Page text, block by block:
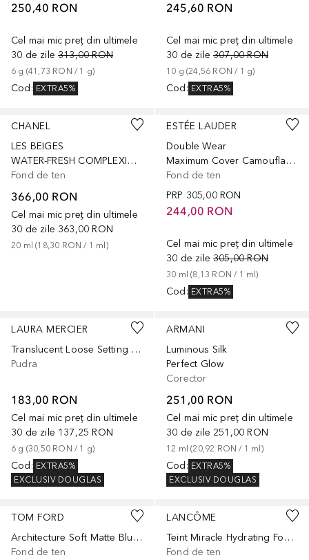
250,40 RON
Cel mai mic preț din ultimele
30 de zile 313,00 RON
6 g (41,73 RON / 1 g)
Cod: EXTRA5%
245,60 RON
Cel mai mic preț din ultimele
30 de zile 307,00 RON
10 g (24,56 RON / 1 g)
Cod: EXTRA5%
CHANEL
LES BEIGES
WATER-FRESH COMPLEXION TOUCH
Fond de ten
366,00 RON
Cel mai mic preț din ultimele
30 de zile 363,00 RON
20 ml (18,30 RON / 1 ml )
+5
ESTÉE LAUDER
Double Wear
Maximum Cover Camouflage Makeup for Face and Body SPF 15
Fond de ten
PRP 305,00 RON
244,00 RON
Cel mai mic preț din ultimele
30 de zile 305,00 RON
30 ml (8,13 RON / 1 ml)
Cod: EXTRA5%
+6
LAURA MERCIER
Translucent Loose Setting Powder Ultra Blur Travel
Pudra
183,00 RON
Cel mai mic preț din ultimele
30 de zile 137,25 RON
6 g (30,50 RON / 1 g)
Cod: EXTRA5%
EXCLUSIV DOUGLAS
ARMANI
Luminous Silk
Perfect Glow
Corector
251,00 RON
Cel mai mic preț din ultimele
30 de zile 251,00 RON
12 ml (20,92 RON / 1 ml )
Cod: EXTRA5%
EXCLUSIV DOUGLAS
+11
TOM FORD
Architecture Soft Matte Blurring
Fond de ten
+27
LANCÔME
Teint Miracle Hydrating Foundation
Fond de ten
+4